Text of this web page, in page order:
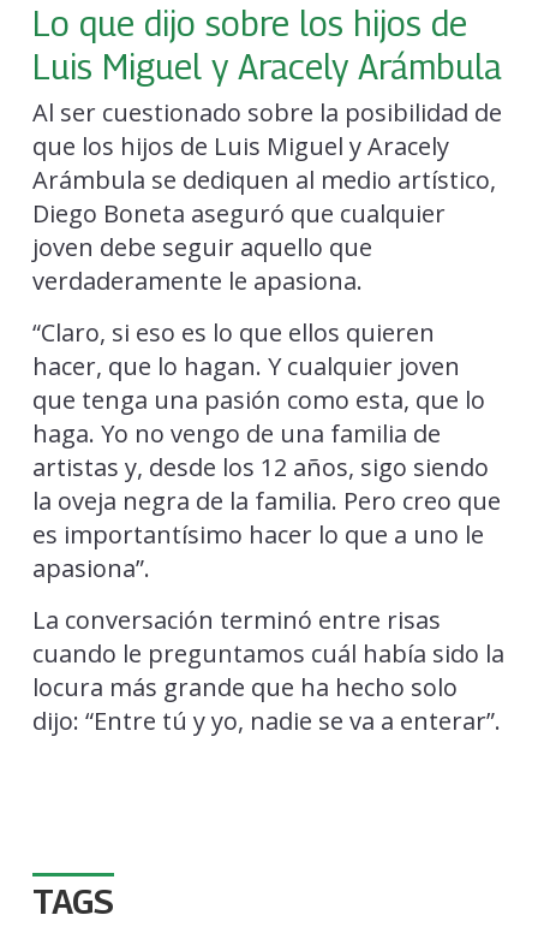
Lo que dijo sobre los hijos de
Luis Miguel y Aracely Arámbula
Al ser cuestionado sobre la posibilidad de
que los hijos de Luis Miguel y Aracely
Arámbula se dediquen al medio artístico,
Diego Boneta aseguró que cualquier
joven debe seguir aquello que
verdaderamente le apasiona.
“Claro, si eso es lo que ellos quieren
hacer, que lo hagan. Y cualquier joven
que tenga una pasión como esta, que lo
haga. Yo no vengo de una familia de
artistas y, desde los 12 años, sigo siendo
la oveja negra de la familia. Pero creo que
es importantísimo hacer lo que a uno le
apasiona”.
La conversación terminó entre risas
cuando le preguntamos cuál había sido la
locura más grande que ha hecho solo
dijo: “Entre tú y yo, nadie se va a enterar”.
TAGS